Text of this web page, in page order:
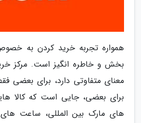
همواره تجربه خرید کردن به
بخش و خاطره انگیز است. مرکز
معنای متفاوتی دارد، برای بعضی
برای بعضی، جایی است که کالا
های مارک بین المللی، ساعت های